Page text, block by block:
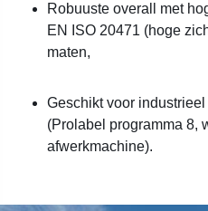
Robuuste overall met
EN ISO 20471 (hoge
maten,
Geschikt voor
(Prolabel programma 8,
afwerkmachine).